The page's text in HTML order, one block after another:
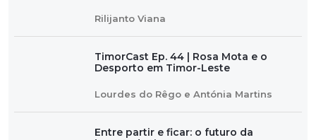
Rilijanto Viana
TimorCast Ep. 44 | Rosa Mota e o
Desporto em Timor-Leste
Lourdes do Rêgo e Antónia Martins
Entre partir e ficar: o futuro da